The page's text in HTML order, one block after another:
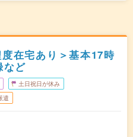
在宅あり＞基本17時
など
土日祝日が休み
遣